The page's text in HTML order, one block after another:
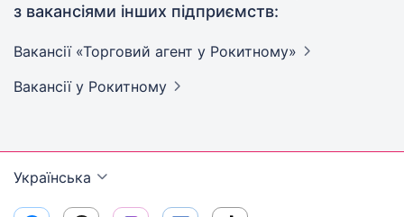
з вакансіями інших підприємств:
Вакансії «Торговий агент у Рокитному»
Вакансії у Рокитному
Українська